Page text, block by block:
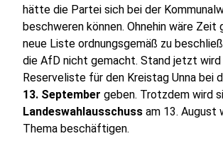
hätte die Partei sich bei der
beschweren können. Ohnehin wäre Zeit
neue Liste ordnungsgemäß zu
die AfD nicht gemacht. Stand jetzt wird
Reserveliste für den Kreistag Unna bei
13. September geben. Trotzdem wird
Landeswahlausschuss am 13. August
Thema beschäftigen.